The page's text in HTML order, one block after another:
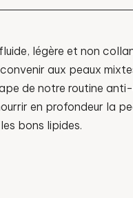
légère et non
aux peaux
de notre routine
en profondeur la
bons lipides.